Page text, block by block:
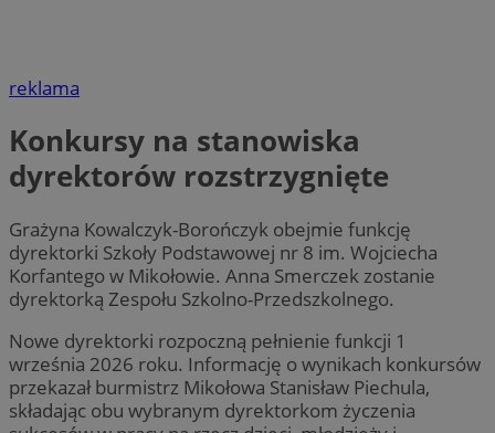
reklama
Konkursy na stanowiska
dyrektorów rozstrzygnięte
Grażyna Kowalczyk-Borończyk obejmie funkcję
dyrektorki Szkoły Podstawowej nr 8 im. Wojciecha
Korfantego w Mikołowie. Anna Smerczek zostanie
dyrektorką Zespołu Szkolno-Przedszkolnego.
Nowe dyrektorki rozpoczną pełnienie funkcji 1
września 2026 roku. Informację o wynikach konkursów
przekazał burmistrz Mikołowa Stanisław Piechula,
składając obu wybranym dyrektorkom życzenia